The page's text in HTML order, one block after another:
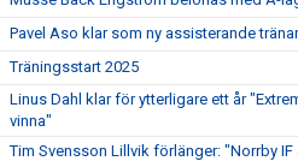
Pavel Aso klar som ny assisterande
Träningsstart 2025
Linus Dahl klar för ytterligare ett år
vinna"
Tim Svensson Lillvik förlänger: "Norrby